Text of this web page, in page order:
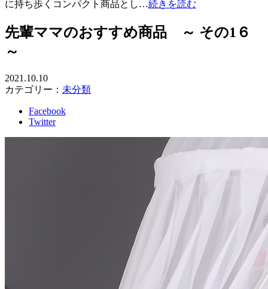
に持ち歩くコンパクト商品とし…続きを読む
先輩ママのおすすめ商品 ～ その1６
～
2021.10.10
カテゴリー： 未分類
Facebook
Twitter